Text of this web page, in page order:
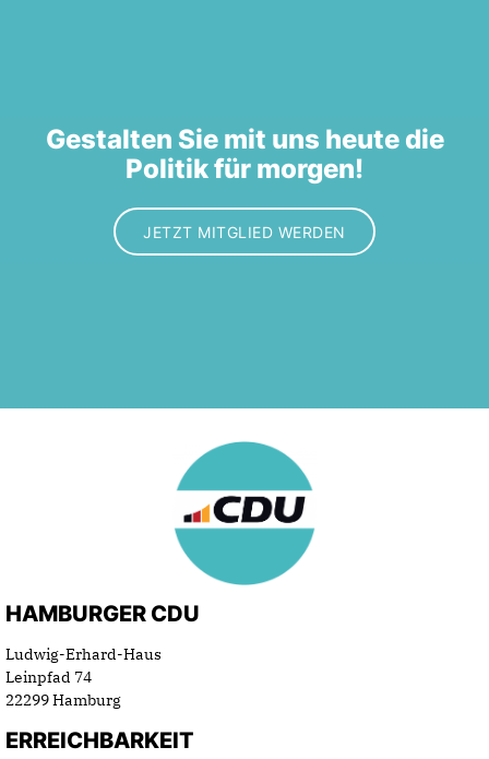
Gestalten Sie mit uns heute die
Politik für morgen!
JETZT MITGLIED WERDEN
HAMBURGER CDU
Ludwig-Erhard-Haus
Leinpfad 74
22299 Hamburg
ERREICHBARKEIT